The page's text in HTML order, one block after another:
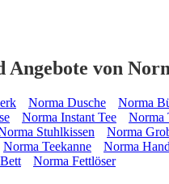
Angebote von
Norma Dusche
Norma
Norma Instant Tee
Norma
Stuhlkissen
Norma
Norma Teekanne
Norma
Norma Fettlöser